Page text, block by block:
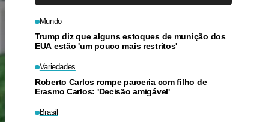
Mundo
Trump diz que alguns estoques de munição dos
EUA estão 'um pouco mais restritos'
Variedades
Roberto Carlos rompe parceria com filho de
Erasmo Carlos: 'Decisão amigável'
Brasil